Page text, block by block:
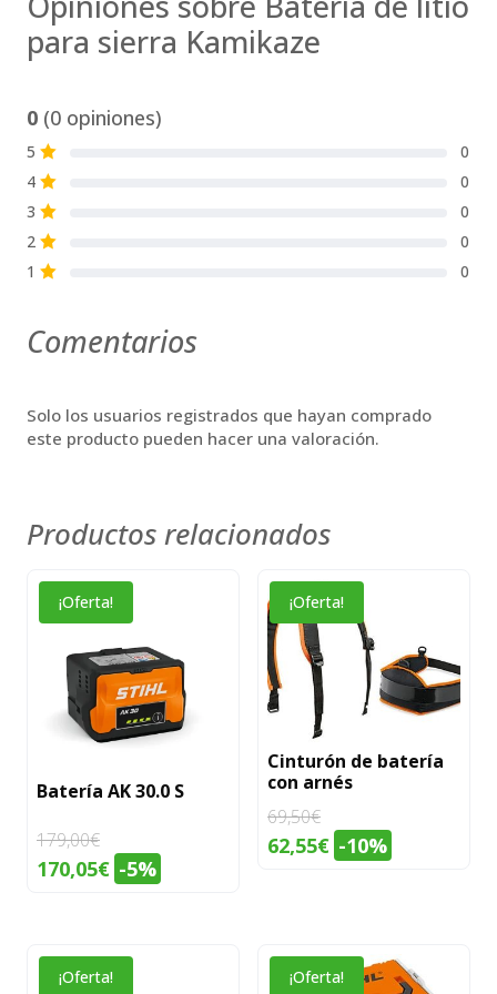
para sierra Kamikaze
0 (0 opiniones)
5 S
0
4 S
0
3 S
0
2 S
0
1 S 0
Comentarios
Solo los usuarios registrados que hayan comprado
este producto pueden hacer una valoración.
Productos relacionados
¡Oferta!
Batería AK 30.0 S
179,00€
El
era:
179,00€.
170,05€El
es:
170,05€.
-5%
¡Oferta!
Cinturón de batería
con arnés
69,50€
El
69,50€.
62,55€El
62,55€.
-10%
¡Oferta! ¡Oferta!